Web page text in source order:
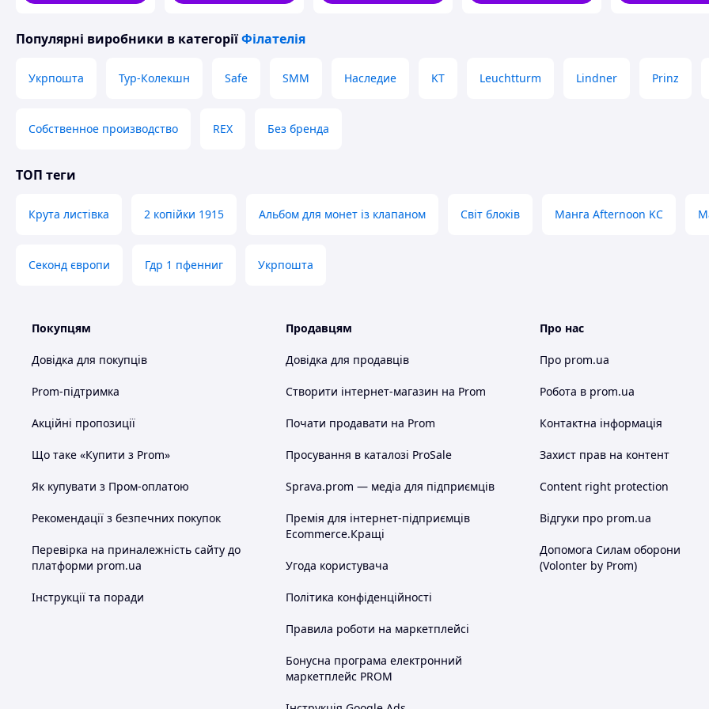
Популярні виробники в категоріїФілателія
Укрпошта Тур-Колекшн Safe SMM Наследие KT Leuchtturm Lindner Prinz
Собственное производство REX Без бренда
ТОП теги
Крута листівка 2 копійки 1915 Альбом для монет із клапаном Світ блоків Манга Afternoon KC
Секонд європи Гдр 1 пфенниг Укрпошта
Покупцям
Довідка для покупців
Prom-підтримка
Акційні пропозиції
Що таке «Купити з Prom»
Як купувати з Пром-оплатою
Рекомендації з безпечних покупок
Перевірка на приналежність сайту до
платформи prom.ua
Інструкції та поради
Продавцям
Довідка для продавців
Створити інтернет-магазин на Prom
Почати продавати на Prom
Просування в каталозі ProSale
Sprava.prom — медіа для підприємців
Премія для інтернет-підприємців
Ecommerce.Кращі
Угода користувача
Політика конфіденційності
Правила роботи на маркетплейсі
Бонусна програма електронний
маркетплейс PROM
Про нас
Про prom.ua
Робота в prom.ua
Контактна інформація
Захист прав на контент
Content right protection
Відгуки про prom.ua
Допомога Силам оборони
(Volonter by Prom)